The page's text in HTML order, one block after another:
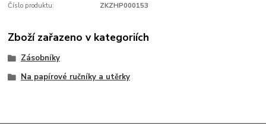
Číslo produktu: ZKZHP000153
Zboží zařazeno v kategoriích
Zásobníky
Na papírové ručníky a utěrky